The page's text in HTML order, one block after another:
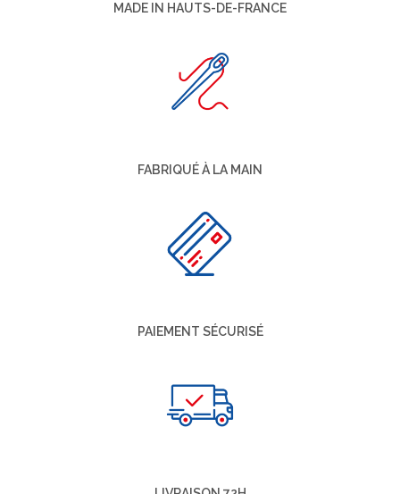
MADE IN HAUTS-DE-FRANCE
FABRIQUÉ À LA MAIN
PAIEMENT SÉCURISÉ